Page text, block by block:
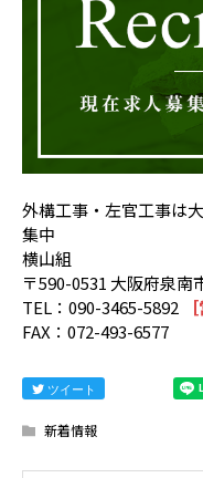
外構工事・左官工事は
集中
横山組
〒590-0531 大阪府泉南
TEL：090-3465-5892
FAX：072-493-6577
ツイート
新着情報